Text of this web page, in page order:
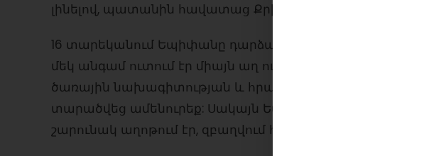
լինելով, պատանին հավատաց Քրիստոսին և մկրտվեց:
16 տարեկանում Եպիփանը դարձավ վանական: Նա խիստ
մեկ անգամ ուտում էր միայն աղ ու հաց, իսկ ջուրը
ծառային նախագիտության և հրաշագործության շնորհ
տարածվեց ամենուրեք: Սակայն Եպիփանը խույս էր
շարունակ աղոթում էր, զբաղվում հոգևոր